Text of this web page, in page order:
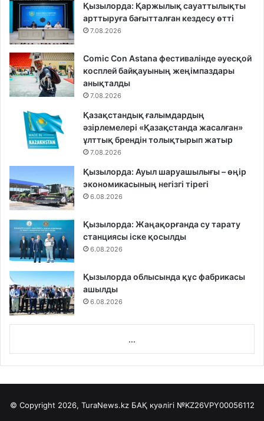
Қызылорда: Қаржылық сауаттылықты
арттыруға бағытталған кездесу өтті
7.08.2026
Comic Con Astana фестивалінде әуесқой
косплей байқауының жеңімпаздары
анықталды
7.08.2026
Қазақстандық ғалымдардың
әзірлемелері «Қазақстанда жасалған»
ұлттық брендін толықтырып жатыр
7.08.2026
Қызылорда: Ауыл шаруашылығы – өңір
экономикасының негізгі тірегі
6.08.2026
Қызылорда: Жаңақорғанда су тарату
станциясы іске қосылды
6.08.2026
Қызылорда облысында құс фабрикасы
ашылды
6.08.2026
...
© Copyright 2026, TuraNews.kz БАҚ куәлігі №KZ26VPY00056112